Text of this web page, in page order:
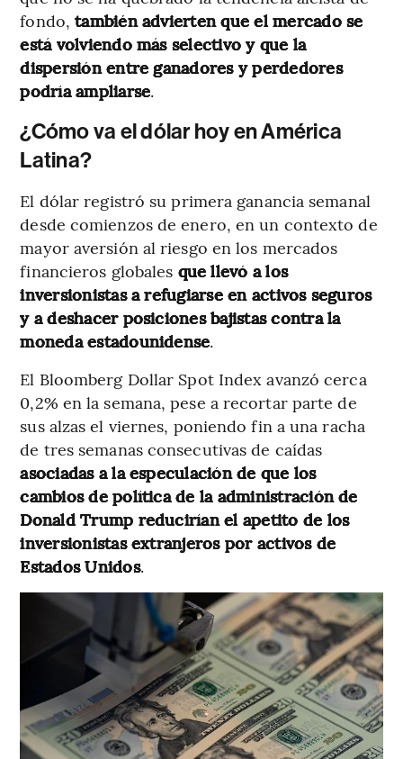
fondo,también advierten que el mercado se
está volviendo más selectivo y que la
dispersión entre ganadores y perdedores
podría ampliarse.
¿Cómo va el dólar hoy en América
Latina?
El dólar registró su primera ganancia semanal
desde comienzos de enero, en un contexto de
mayor aversión al riesgo en los mercados
financieros globales que llevó a los
inversionistas a refugiarse en activos seguros
y a deshacer posiciones bajistas contra la
moneda estadounidense.
El Bloomberg Dollar Spot Index avanzó cerca
0,2% en la semana, pese a recortar parte de
sus alzas el viernes, poniendo fin a una racha
de tres semanas consecutivas de caídas
asociadas a la especulación de que los
cambios de política de la administración de
Donald Trump reducirían el apetito de los
inversionistas extranjeros por activos de
Estados Unidos.